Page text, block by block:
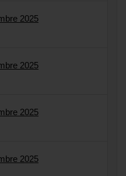
2025
2025
2025
2025